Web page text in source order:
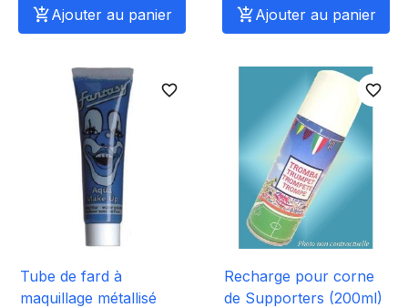
Ajouter au panier
Ajouter au panier
favorite_border
Tube de fard à
maquillage métallisé
favorite_border
Recharge pour corne
de Supporters (200ml)